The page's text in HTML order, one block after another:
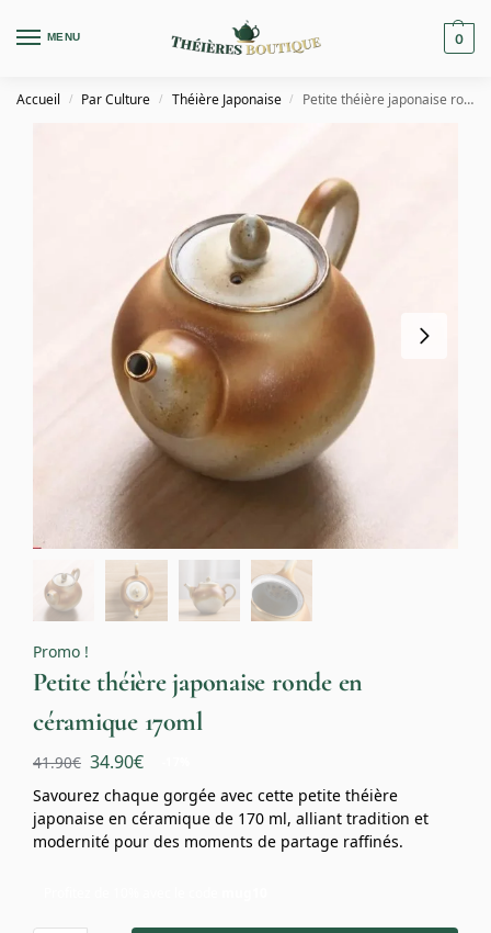
MENU 0
Accueil / Par Culture / Théière Japonaise / Petite théière japonaise ronde en céramique 170ml
Promo !
Petite théière japonaise ronde en
céramique 170ml
41.90€ 34.90€
Savourez chaque gorgée avec cette petite théière
japonaise en céramique de 170 ml, alliant tradition et
modernité pour des moments de partage raffinés.